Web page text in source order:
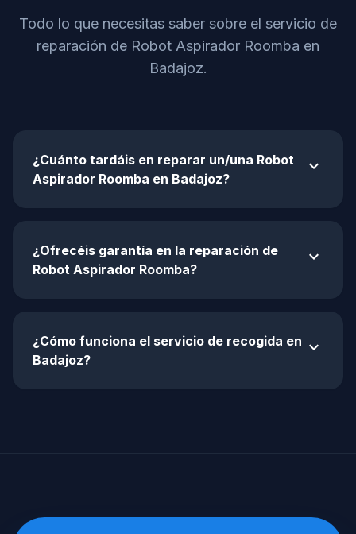
Todo lo que necesitas saber sobre el servicio de
reparación de Robot Aspirador Roomba en
Badajoz.
¿Cuánto tardáis en reparar un/una Robot
Aspirador Roomba en Badajoz?
expand_more
¿Ofrecéis garantía en la reparación de
Robot Aspirador Roomba?
expand_more
¿Cómo funciona el servicio de recogida en
Badajoz?
expand_more